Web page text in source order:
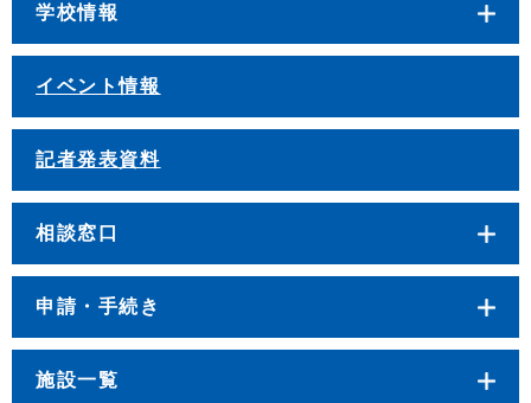
学校情報
イベント情報
記者発表資料
相談窓口
申請・手続き
施設一覧